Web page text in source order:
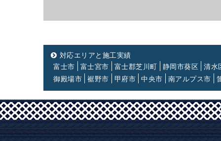
対応エリアと施工実績
富士市
富士宮市 富士郡芝川町 静岡市葵区
清水
御殿場市
裾野市 甲府市 中央市 南アルプス市